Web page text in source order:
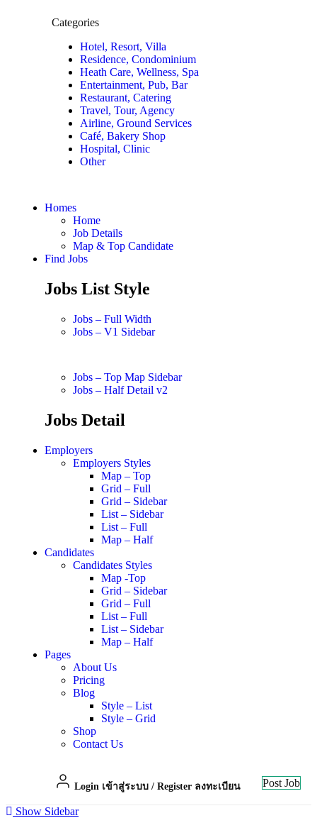
Categories
Hotel, Resort, Villa
Residence, Condominium
Heath Care, Wellness, Spa
Entertainment, Pub, Bar
Restaurant, Catering
Travel, Tour, Agency
Airline, Ground Services
Café, Bakery Shop
Hospital, Clinic
Other
Homes
Home
Job Details
Map & Top Candidate
Find Jobs
Jobs List Style
Jobs – Full Width
Jobs – V1 Sidebar
Jobs – Top Map Sidebar
Jobs – Half Detail v2
Jobs Detail
Employers
Employers Styles
Map – Top
Grid – Full
Grid – Sidebar
List – Sidebar
List – Full
Map – Half
Candidates
Candidates Styles
Map -Top
Grid – Sidebar
Grid – Full
List – Full
List – Sidebar
Map – Half
Pages
About Us
Pricing
Blog
Style – List
Style – Grid
Shop
Contact Us
Login เข้าสู่ระบบ / Register ลงทะเบียน Post Job
Show Sidebar